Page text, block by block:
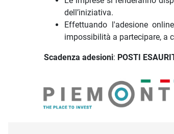
dell’iniziativa.
Effettuando l'adesione
impossibilità a partecipare, a
Scadenza adesioni: POSTI